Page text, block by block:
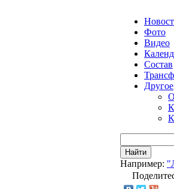
Фото
Видео
Состав
Другое
Найти
Например: